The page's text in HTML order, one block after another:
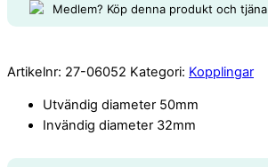
Medlem? Köp denna produkt och tjäna
Artikelnr: 27-06052 Kategori: Kopplingar
Utvändig diameter 50mm
Invändig diameter 32mm